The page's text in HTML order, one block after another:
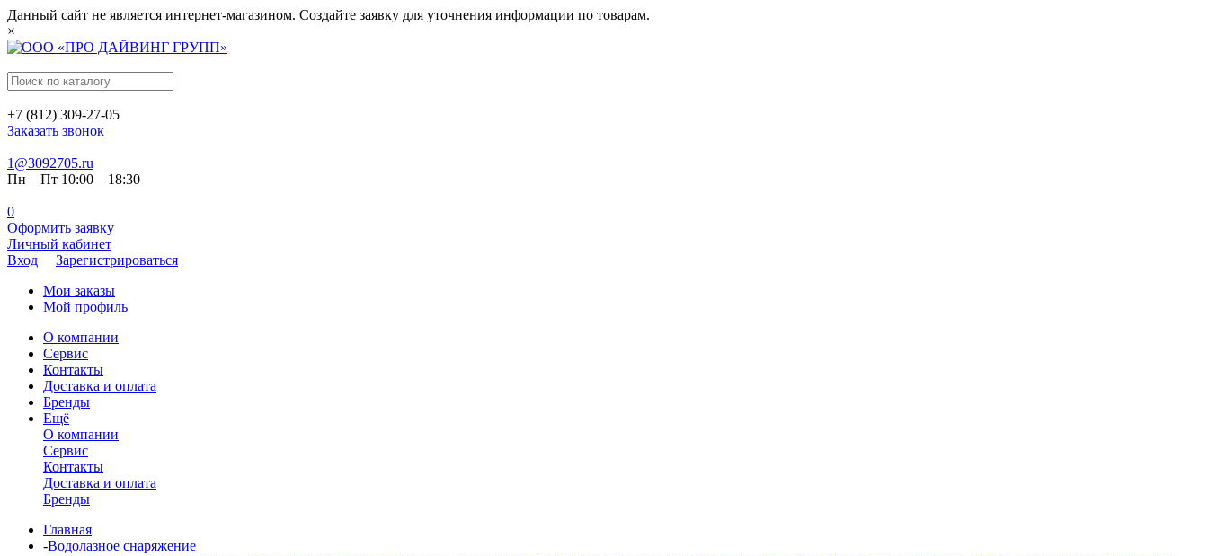
Данный сайт не является интернет-магазином. Создайте заявку для уточнения информации по товарам.
×
+7 (812) 309-27-05
Заказать звонок
1@3092705.ru
Пн—Пт 10:00—18:30
0
Оформить заявку
Личный кабинет
Вход
Зарегистрироваться
Мои заказы
Мой профиль
О компании
Сервис
Контакты
Доставка и оплата
Бренды
Ещё
О компании
Сервис
Контакты
Доставка и оплата
Бренды
Главная
-Водолазное снаряжение